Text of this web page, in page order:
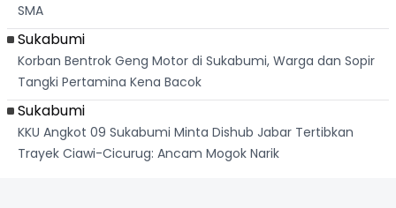
SMA
Sukabumi
Korban Bentrok Geng Motor di Sukabumi, Warga dan Sopir
Tangki Pertamina Kena Bacok
Sukabumi
KKU Angkot 09 Sukabumi Minta Dishub Jabar Tertibkan
Trayek Ciawi-Cicurug: Ancam Mogok Narik